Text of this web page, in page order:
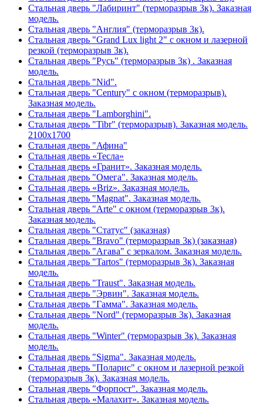
Стальная дверь "Лабиринт" (терморазрыв 3к). Заказная
модель.
Стальная дверь "Англия" (терморазрыв 3к).
Стальная дверь "Grand Lux light 2" с окном и лазерной
резкой (терморазрыв 3к).
Стальная дверь "Русь" (терморазрыв 3к) . Заказная
модель.
Стальная дверь "Nid".
Стальная дверь "Century" с окном (терморазрыв).
Заказная модель.
Стальная дверь "Lamborghini".
Стальная дверь "Tibr" (терморазрыв). Заказная модель.
2100х1700
Стальная дверь "Афина"
Стальная дверь «Тесла»
Стальная дверь «Гранит». Заказная модель.
Стальная дверь "Омега". Заказная модель.
Стальная дверь «Briz». Заказная модель.
Стальная дверь "Magnat". Заказная модель.
Стальная дверь "Arte" с окном (терморазрыв 3к).
Заказная модель.
Стальная дверь "Статус" (заказная)
Стальная дверь "Bravo" (терморазрыв 3к) (заказная)
Стальная дверь "Агава" с зеркалом. Заказная модель.
Стальная дверь "Tartos" (терморазрыв 3к). Заказная
модель.
Стальная дверь "Traust". Заказная модель.
Стальная дверь "Эрвин". Заказная модель.
Стальная дверь "Гамма". Заказная модель.
Стальная дверь "Nord" (терморазрыв 3к). Заказная
модель.
Стальная дверь "Winter" (терморазрыв 3к). Заказная
модель.
Стальная дверь "Sigma". Заказная модель.
Стальная дверь "Поларис" с окном и лазерной резкой
(терморазрыв 3к). Заказная модель.
Стальная дверь "Форпост". Заказная модель.
Стальная дверь «Малахит». Заказная модель.